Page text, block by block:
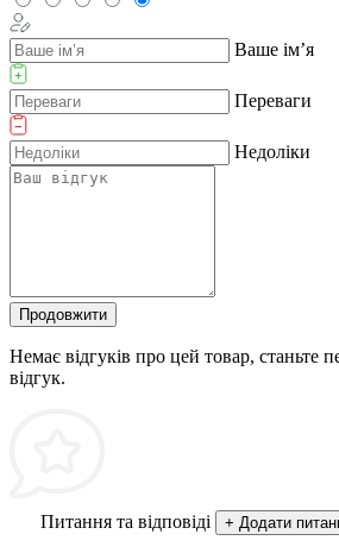
Ваше ім’я
Переваги
Недоліки
Продовжити
Немає відгуків про цей товар, станьте
відгук.
Питання та відповіді + Додати